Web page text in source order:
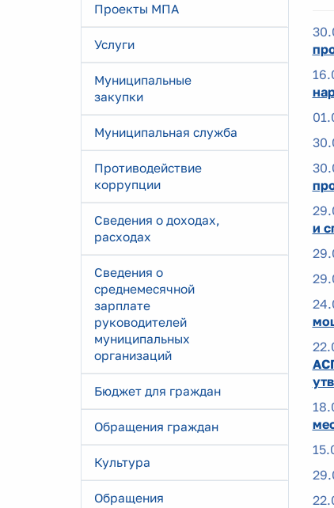
Проекты МПА
Услуги
Муниципальные
закупки
Муниципальная служба
Противодействие
коррупции
Сведения о доходах,
расходах
Сведения о
среднемесячной
зарплате
руководителей
муниципальных
организаций
Бюджет для граждан
Обращения граждан
Культура
Обращения
и